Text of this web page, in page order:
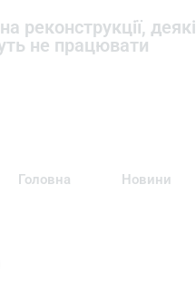
реконструкції, деякі
не працювати
Головна Новини